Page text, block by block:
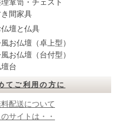
箪笥・チェスト
間家具
仏壇と仏具
お仏壇（卓上型）
お仏壇（台付型）
台
てご利用の方に
配送について
サイトは・・